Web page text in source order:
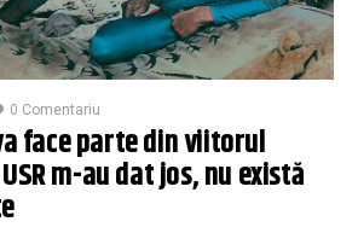
0 Comentariu
face parte din viitorul
m-au dat jos, nu există